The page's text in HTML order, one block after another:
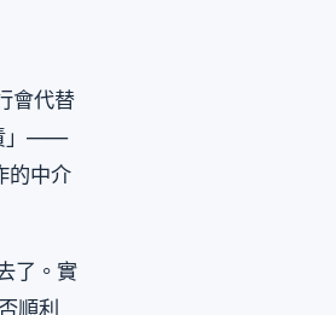
會代替
」——
的中介
了。實
順利